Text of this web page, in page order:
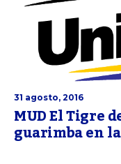
31 agosto, 2016
MUD El Tigre
guarimba en